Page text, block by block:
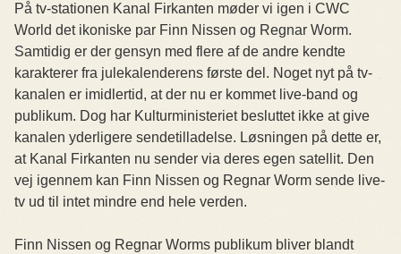
På tv-stationen Kanal Firkanten møder vi igen i CWC
World det ikoniske par Finn Nissen og Regnar Worm.
Samtidig er der gensyn med flere af de andre kendte
karakterer fra julekalenderens første del. Noget nyt på tv-
kanalen er imidlertid, at der nu er kommet live-band og
publikum. Dog har Kulturministeriet besluttet ikke at give
kanalen yderligere sendetilladelse. Løsningen på dette er,
at Kanal Firkanten nu sender via deres egen satellit. Den
vej igennem kan Finn Nissen og Regnar Worm sende live-
tv ud til intet mindre end hele verden.
Finn Nissen og Regnar Worms publikum bliver blandt